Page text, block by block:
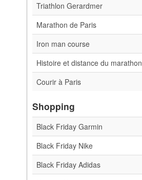
Triathlon Gerardmer
Marathon de Paris
Iron man course
Histoire et distance du marathon
Courir à Paris
Shopping
Black Friday Garmin
Black Friday Nike
Black Friday Adidas